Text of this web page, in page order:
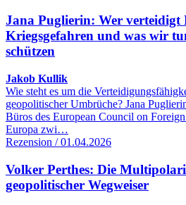
Jana Puglierin: Wer verteidigt
Kriegsgefahren und was wir
schützen
Jakob Kullik
Wie steht es um die
geopolitischer Umbrüche? Jana
Büros des European Council on
Europa zwi…
Rezension / 01.04.2026
Volker Perthes: Die
geopolitischer Wegweiser